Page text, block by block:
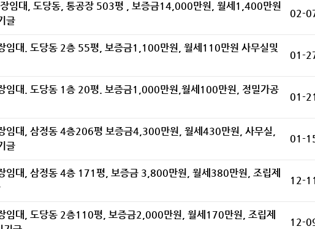
임대, 도당동, 통공장 503평 , 보증금14,000만원, 월세1,400만원
02-
임대. 도당동 2층 55평, 보증금1,100만원, 월세110만원 사무실및
01-
임대. 도당동 1층 20평. 보증금1,000만원,월세100만원, 정밀가공
01-21
임대, 삼정동 4층206평 보증금4,300만원, 월세430만원, 사무실,
01-
임대, 삼정동 4층 171평, 보증금 3,800만원, 월세380만원, 조립제
12-11
임대, 도당동 2층110평, 보증금2,000만원, 월세170만원, 조립제
12-